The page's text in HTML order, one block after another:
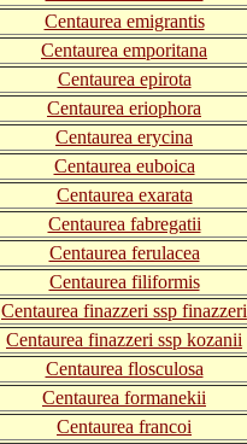
Centaurea emigrantis
Centaurea emporitana
Centaurea epirota
Centaurea eriophora
Centaurea erycina
Centaurea euboica
Centaurea exarata
Centaurea fabregatii
Centaurea ferulacea
Centaurea filiformis
Centaurea finazzeri ssp finazzeri
Centaurea finazzeri ssp kozanii
Centaurea flosculosa
Centaurea formanekii
Centaurea francoi